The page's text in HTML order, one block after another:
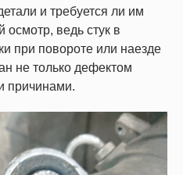
и требуется ли им
ведь стук в
при повороте или наезде
не только дефектом
причинами.